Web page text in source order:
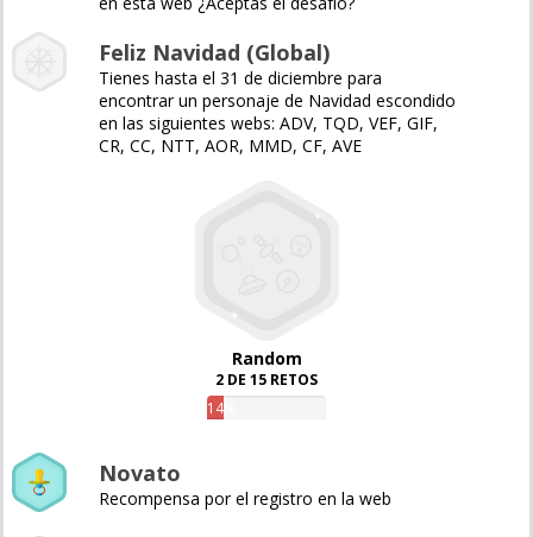
Feliz Navidad (Global)
Tienes hasta el 31 de diciembre para
encontrar un personaje de Navidad escondido
en las siguientes webs: ADV, TQD, VEF, GIF,
CR, CC, NTT, AOR, MMD, CF, AVE
Random
2 DE 15 RETOS
14%
Novato
Recompensa por el registro en la web